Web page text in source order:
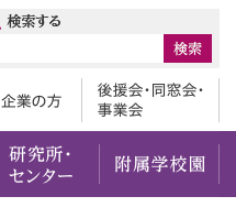
地域・一般の方企業の方
・国際交流